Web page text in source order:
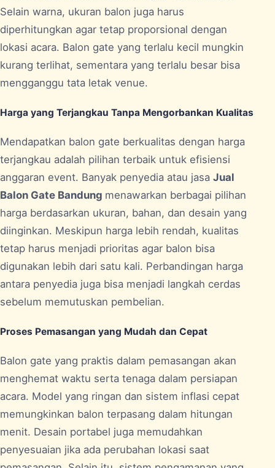
Selain warna, ukuran balon juga harus
diperhitungkan agar tetap proporsional dengan
lokasi acara. Balon gate yang terlalu kecil mungkin
kurang terlihat, sementara yang terlalu besar bisa
mengganggu tata letak venue.
Harga yang Terjangkau Tanpa Mengorbankan Kualitas
Mendapatkan balon gate berkualitas dengan harga
terjangkau adalah pilihan terbaik untuk efisiensi
anggaran event. Banyak penyedia atau jasa Jual
Balon Gate Bandung menawarkan berbagai pilihan
harga berdasarkan ukuran, bahan, dan desain yang
diinginkan. Meskipun harga lebih rendah, kualitas
tetap harus menjadi prioritas agar balon bisa
digunakan lebih dari satu kali. Perbandingan harga
antara penyedia juga bisa menjadi langkah cerdas
sebelum memutuskan pembelian.
Proses Pemasangan yang Mudah dan Cepat
Balon gate yang praktis dalam pemasangan akan
menghemat waktu serta tenaga dalam persiapan
acara. Model yang ringan dan sistem inflasi cepat
memungkinkan balon terpasang dalam hitungan
menit. Desain portabel juga memudahkan
penyesuaian jika ada perubahan lokasi saat